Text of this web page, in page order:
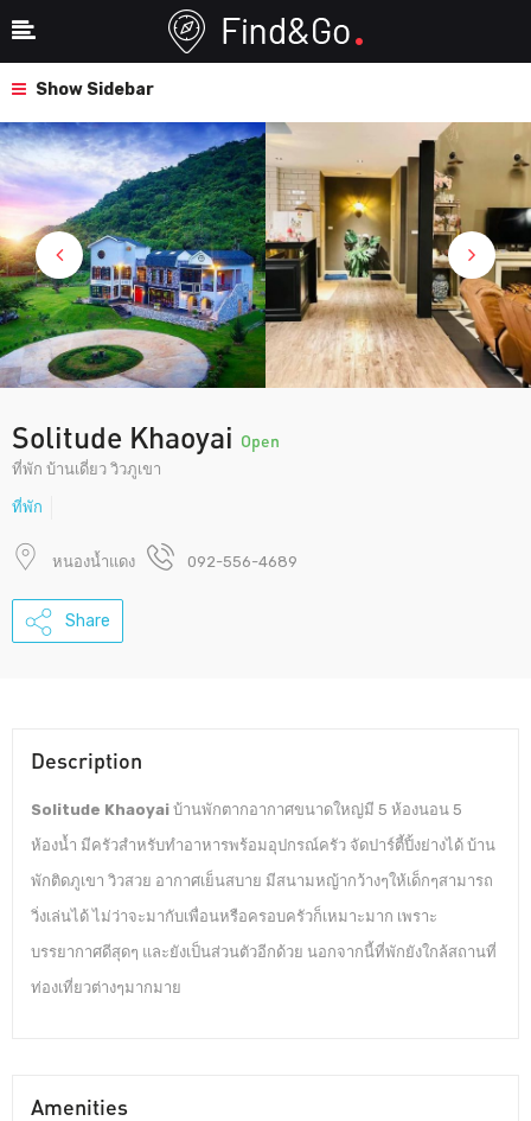
Show Sidebar
Solitude Khaoyai Open
ที่พัก บ้านเดี่ยว วิวภูเขา
ที่พัก
หนองน้ำแดง 092-556-4689
Share
Description
Solitude Khaoyai บ้านพักตากอากาศขนาดใหญ่มี 5 ห้องนอน 5
ห้องน้ำ มีครัวสำหรับทำอาหารพร้อมอุปกรณ์ครัว จัดปาร์ตี้ปิ้งย่างได้ บ้าน
พักติดภูเขา วิวสวย อากาศเย็นสบาย มีสนามหญ้ากว้างๆให้เด็กๆสามารถ
วิ่งเล่นได้ ไม่ว่าจะมากับเพื่อนหรือครอบครัวก็เหมาะมาก เพราะ
บรรยากาศดีสุดๆ และยังเป็นส่วนตัวอีกด้วย นอกจากนี้ที่พักยังใกล้สถานที่
ท่องเที่ยวต่างๆมากมาย
Amenities